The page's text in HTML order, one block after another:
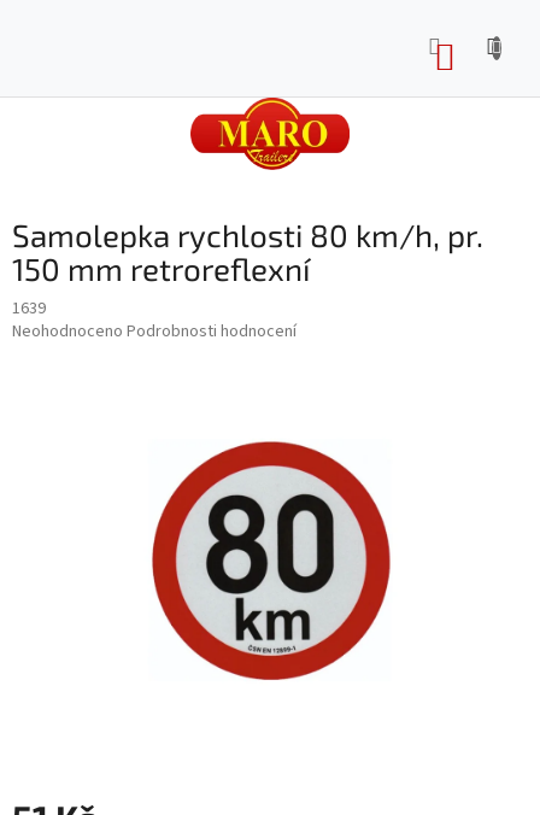
Samolepka rychlosti 80 km/h, pr.
150 mm retroreflexní
1639
Průměrné
Neohodnoceno Podrobnosti hodnocení